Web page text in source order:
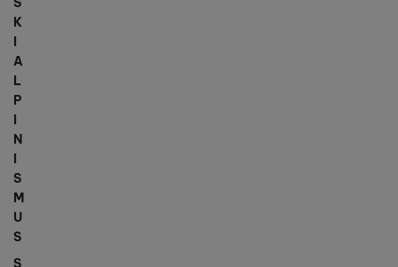
K
I
A
L
P
I
N
I
S
M
U
S
S